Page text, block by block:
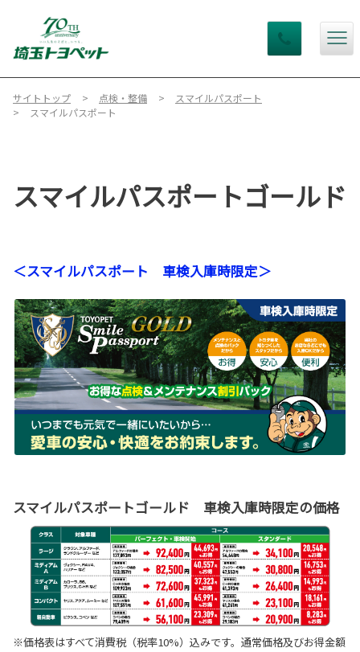
サイトトップ 点検・整備
スマイルパスポート
スマイルパスポート
スマイルパスポートゴールド
＜スマイルパスポート 車検入庫時限定＞
スマイルパスポートゴールド 車検入庫時限定の価格
※価格表はすべて消費税（税率10%）込みです。通常価格及びお得金額